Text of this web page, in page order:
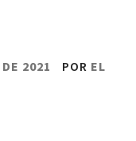
2021 POR EL